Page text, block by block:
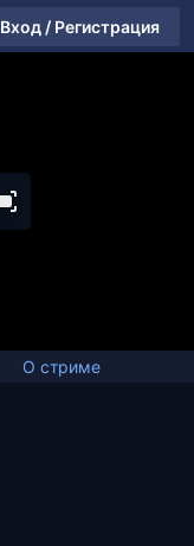
Вход / Регистрация
О стриме